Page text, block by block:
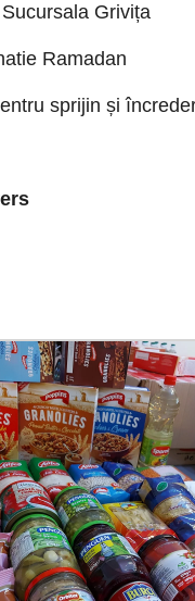
Grivița
Ramadan
sprijin și